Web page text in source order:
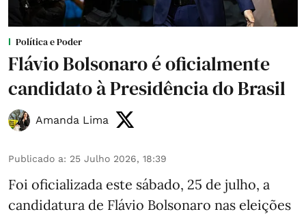
Política e Poder
Flávio Bolsonaro é oficialmente
candidato à Presidência do Brasil
Amanda Lima
Publicado a: 25 Julho 2026, 18:39
Foi oficializada este sábado, 25 de julho, a
candidatura de Flávio Bolsonaro nas eleições